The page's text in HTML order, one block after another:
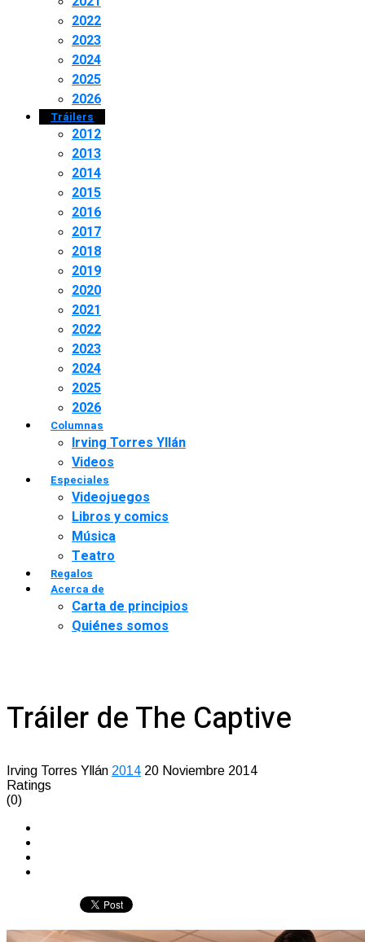
2022
2023
2024
2025
2026
Tráilers
2012
2013
2014
2015
2016
2017
2018
2019
2020
2021
2022
2023
2024
2025
2026
Columnas
Irving Torres Yllán
Videos
Especiales
Videojuegos
Libros y comics
Música
Teatro
Regalos
Acerca de
Carta de principios
Quiénes somos
Tráiler de The Captive
Irving Torres Yllán 2014 20 Noviembre 2014
Ratings
(0)